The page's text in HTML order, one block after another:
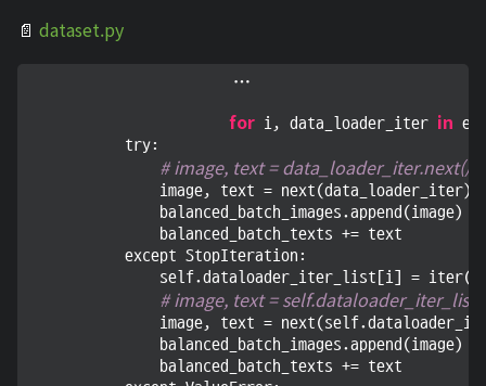
📄 dataset.py
for i, data_loader_iter in
            try:
# image, text = data_loader_iter.next()
                image, text = next(data_loader_iter)
                balanced_batch_images.append(image)
                balanced_batch_texts += text
            except StopIteration:
self.dataloader_iter_list[i] =
# image, text =
image, text =
                balanced_batch_images.append(image)
                balanced_batch_texts += text